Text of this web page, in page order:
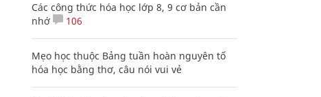
Các công thức hóa học lớp 8, 9 cơ bản cần
nhớ
106
Mẹo học thuộc Bảng tuần hoàn nguyên tố
hóa học bằng thơ, câu nói vui vẻ